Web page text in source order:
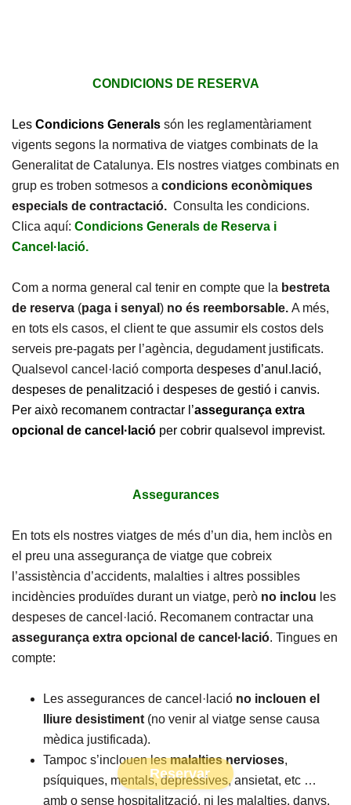
Reservar
CONDICIONS DE RESERVA
Les Condicions Generals són les reglamentàriament
vigents segons la normativa de viatges combinats de la
Generalitat de Catalunya. Els nostres viatges combinats en
grup es troben sotmesos a condicions econòmiques
especials de contractació. Consulta les condicions.
Clica aquí: Condicions Generals de Reserva i
Cancel·lació.
Com a norma general cal tenir en compte que la bestreta
de reserva (paga i senyal ) no és reemborsable. A més,
en tots els casos, el client te que assumir els costos dels
serveis pre-pagats per l’agència, degudament justificats.
Qualsevol cancel·lació comporta despeses d’anul.lació,
despeses de penalització i despeses de gestió i canvis.
Per això recomanem contractar l’assegurança extra
opcional de cancel·lació per cobrir qualsevol imprevist.
Assegurances
En tots els nostres viatges de més d’un dia, hem inclòs en
el preu una assegurança de viatge que cobreix
l’assistència d’accidents, malalties i altres possibles
incidències produïdes durant un viatge, però no inclou les
despeses de cancel·lació. Recomanem contractar una
assegurança extra opcional de cancel·lació. Tingues en
compte:
Les assegurances de cancel·lació no inclouen el
lliure desistiment (no venir al viatge sense causa
mèdica justificada).
Tampoc s’inclouen lesmalalties nervioses,
psíquiques, mentals, depressives, ansietat, etc …
amb o sense hospitalització, ni les malalties, danys,